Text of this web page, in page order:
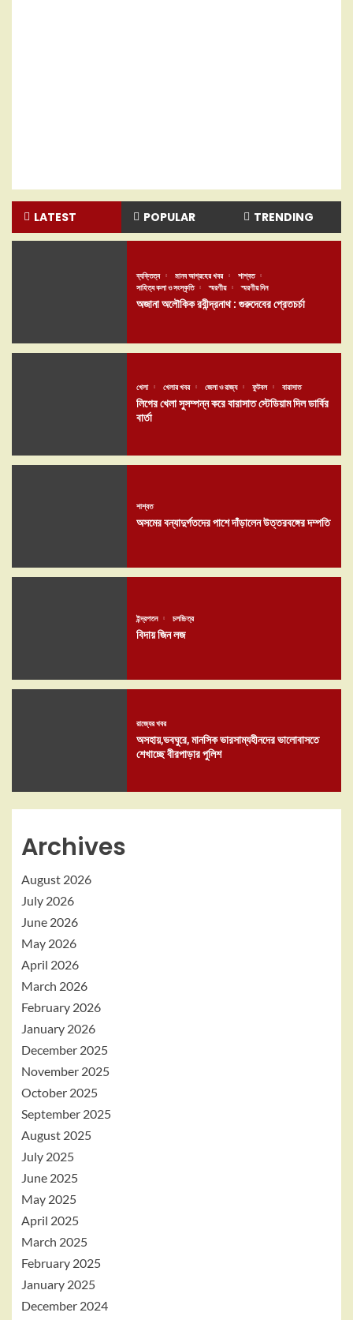
LATEST POPULAR TRENDING
ব্যক্তিত্ব মানব আগ্রহের খবর
শাশ্বত
সাহিত্য কলা ও সংস্কৃতি
স্মরণীয় স্মরণীয় দিন
অজানা অলৌকিক রবীন্দ্রনাথ : গুরুদেবের প্রেতচর্চা
খেলা খেলার খবর জেলা ও রাজ্য ফুটবল বারাসাত
লিগের খেলা সুসম্পন্ন করে বারাসাত স্টেডিয়াম দিল ডার্বির
বার্তা
শাশ্বত
অসমের বন্যাদুর্গতদের পাশে দাঁড়ালেন উত্তরবঙ্গের দম্পতি
ইন্দ্রপতন চলচ্চিত্র
বিদায় জিন লজ
রাজ্যের খবর
অসহায়,ভবঘুরে, মানসিক ভারসাম্যহীনদের ভালোবাসতে
শেখাচ্ছে বীরপাড়ার পুলিশ
Archives
August 2026
July 2026
June 2026
May 2026
April 2026
March 2026
February 2026
January 2026
December 2025
November 2025
October 2025
September 2025
August 2025
July 2025
June 2025
May 2025
April 2025
March 2025
February 2025
January 2025
December 2024